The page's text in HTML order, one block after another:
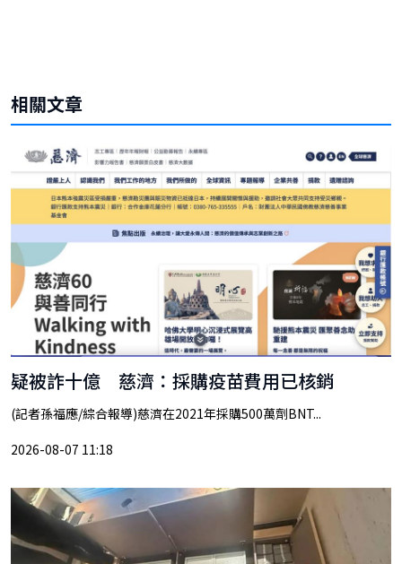
相關文章
疑被詐十億 慈濟：採購疫苗費用已核銷
(記者孫福應/綜合報導)慈濟在2021年採購500萬劑BNT...
2026-08-07 11:18